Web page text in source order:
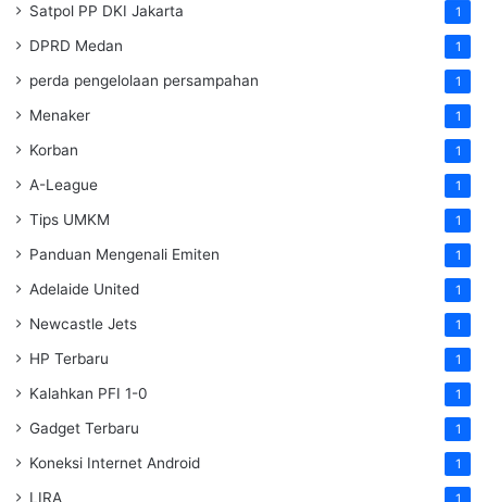
Satpol PP DKI Jakarta 1
DPRD Medan 1
perda pengelolaan persampahan 1
Menaker 1
Korban 1
A-League 1
Tips UMKM 1
Panduan Mengenali Emiten 1
Adelaide United 1
Newcastle Jets 1
HP Terbaru 1
Kalahkan PFI 1-0 1
Gadget Terbaru 1
Koneksi Internet Android 1
LIRA 1